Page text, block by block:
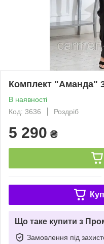
Комплект "Аманда"
В наявності
Код: 3636
Роздріб
5 290 ₴
Що таке купити з
Замовлення під